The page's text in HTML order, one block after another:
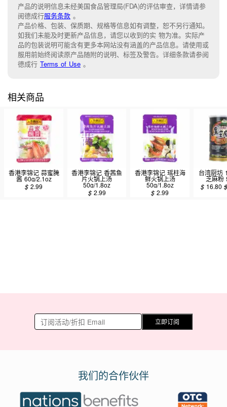
产品的说明信息未经美国食品管理局(FDA)的评估审查，详情请参
阅德成行服务条款 。
产品价格、包装、保质期、规格等信息如有调整，恕不另行通知。
如我们未能及时更新产品信息，请您以收到的实 物为准。实际产
品的包装说明可能含有更多本网站没有涵盖的产品信息。请使用或
服用前始终阅读原产品随附的说明、标签及警告。详细条款请参阅
德成行 Terms of Use 。
相关商品
香港李锦记 蒜蜜腌
酱 60g/2.1oz
$2.99
香港李锦记 香茜鱼
片火锅上汤
50g/1.8oz
$ 2.99
香港李锦记 瑶柱海
鲜火锅上汤
50g/1.8oz
$2.99
台湾厨坊
芝麻粉
$ 16.80
立即订阅
我们的合作伙伴